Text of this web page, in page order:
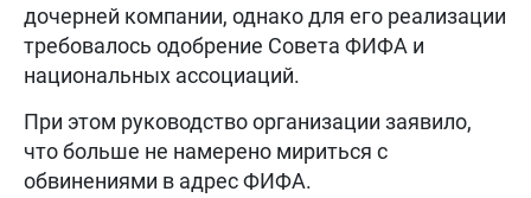
дочерней компании, однако для его реализации
требовалось одобрение Совета ФИФА и
национальных ассоциаций.
При этом руководство организации заявило,
что больше не намерено мириться с
обвинениями в адрес ФИФА.